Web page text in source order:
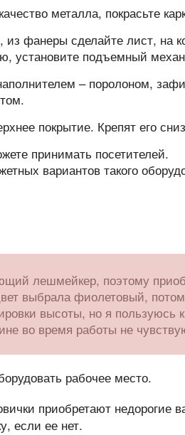
металла, покрасьте
из фанеры сделайте лист, на
установите подъемный
– поролоном,
покрытие. Крепят его
принимать посетителей.
лешмейкер, поэтому
выбрала фиолетовый,
высоты, но я пользуюсь
во время работы не
приобретают недорогие
если ее нет.